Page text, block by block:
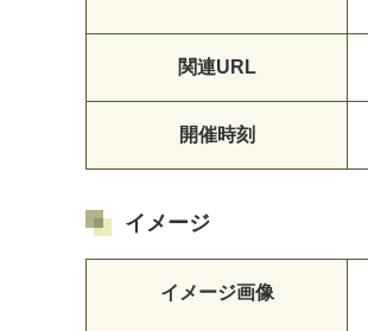
関連URL
開催時刻
イメージ
イメージ画像